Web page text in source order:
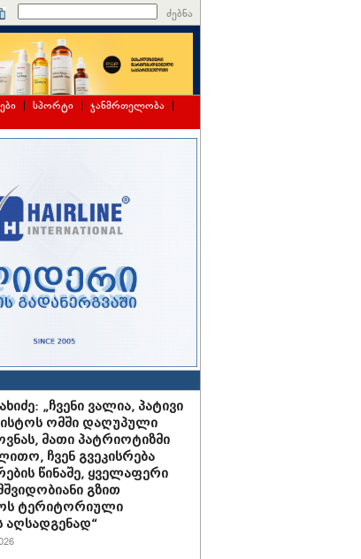
ძებნა
| სპორტი | ჯანმრთელობა |
„ჩვენი ვალია, პატივი
ომში დაღუპული
მათი პატრიოტიზმი
ჩვენ გვეკისრება
წინაშე, ყველაფერი
გზით
ტერიტორიული
აღსადგენად“